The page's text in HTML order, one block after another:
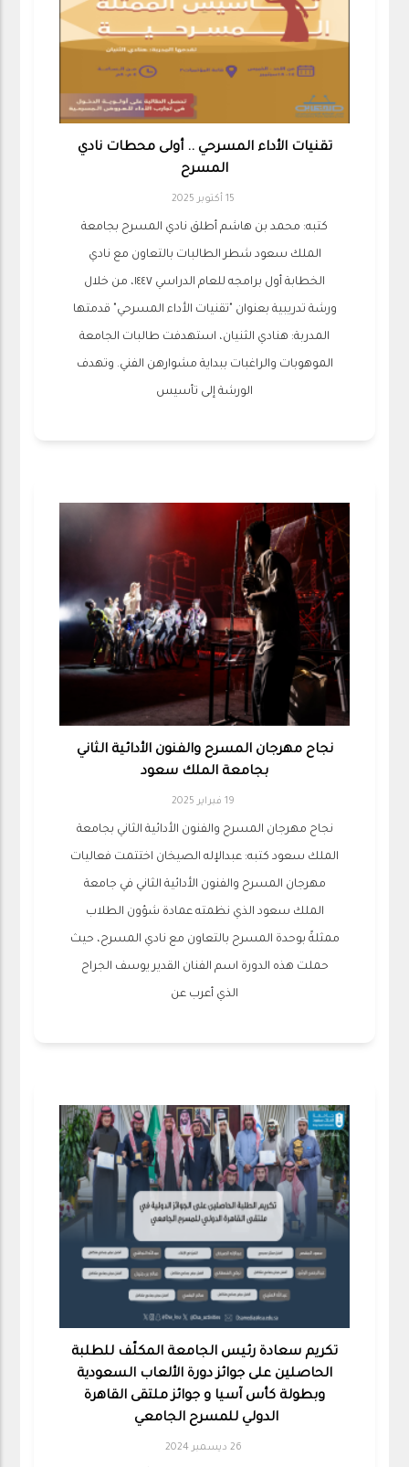
تقنيات الأداء المسرحي .. أولى محطات نادي
المسرح
15 أكتوبر 2025
كتبه: محمد بن هاشم أطلق نادي المسرح بجامعة
الملك سعود شطر الطالبات بالتعاون مع نادي
الخطابة أول برامجه للعام الدراسي ١٤٤٧، من خلال
ورشة تدريبية بعنوان "تقنيات الأداء المسرحي" قدمتها
المدربة: هنادي الثنيان، استهدفت طالبات الجامعة
الموهوبات والراغبات ببداية مشوارهن الفني. وتهدف
الورشة إلى تأسيس
نجاح مهرجان المسرح والفنون الأدائية الثاني
بجامعة الملك سعود
19 فبراير 2025
نجاح مهرجان المسرح والفنون الأدائية الثاني بجامعة
الملك سعود كتبه: عبدالإله الصيخان اختتمت فعاليات
مهرجان المسرح والفنون الأدائية الثاني في جامعة
الملك سعود الذي نظمته عمادة شؤون الطلاب
ممثلةً بوحدة المسرح بالتعاون مع نادي المسرح، حيث
حملت هذه الدورة اسم الفنان القدير يوسف الجراح
الذي أعرب عن
تكريم سعادة رئيس الجامعة المكلّف للطلبة
الحاصلين على جوائز دورة الألعاب السعودية
وبطولة كأس آسيا و جوائز ملتقى القاهرة
الدولي للمسرح الجامعي
26 ديسمبر 2024